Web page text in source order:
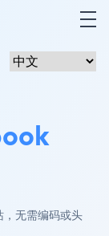
无需编码或头